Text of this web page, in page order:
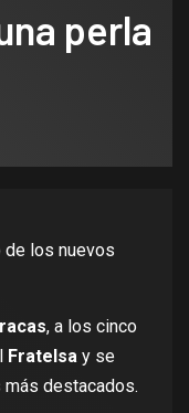
perla
de los nuevos
, a los cinco
Fratelsa y se
destacados.